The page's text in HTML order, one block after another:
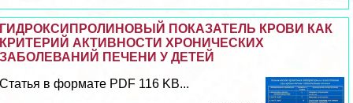
ГИДРОКСИПРОЛИНОВЫЙ ПОКАЗАТЕЛЬ КРОВИ КАК
КРИТЕРИЙ АКТИВНОСТИ ХРОНИЧЕСКИХ
ЗАБОЛЕВАНИЙ ПЕЧЕНИ У ДЕТЕЙ
Статья в формате PDF 116 KB...